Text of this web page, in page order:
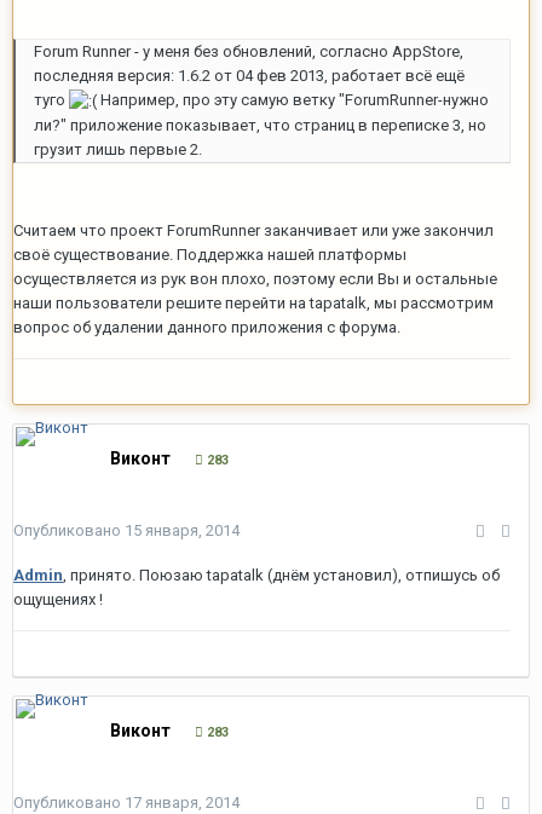
Forum Runner - у меня без обновлений, согласно AppStore,
последняя версия: 1.6.2 от 04 фев 2013, работает всё ещё
туго
Например, про эту самую ветку "ForumRunner-нужно
ли?" приложение показывает, что страниц в переписке 3, но
грузит лишь первые 2.
Считаем что проект ForumRunner заканчивает или уже закончил
своё существование. Поддержка нашей платформы
осуществляется из рук вон плохо, поэтому если Вы и остальные
наши пользователи решите перейти на tapatalk, мы рассмотрим
вопрос об удалении данного приложения с форума.
Виконт 283
Опубликовано 15 января, 2014
Admin, принято. Поюзаю tapatalk (днём установил), отпишусь об
ощущениях !
Виконт 283
Опубликовано 17 января, 2014